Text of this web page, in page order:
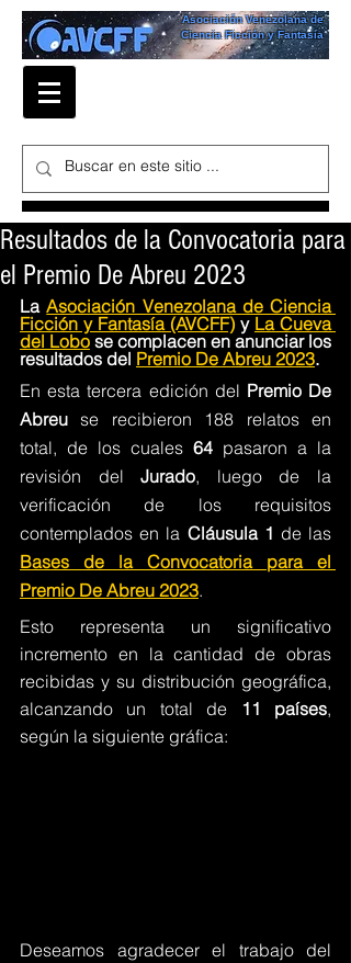
Asociación Venezolana de
Ciencia Ficción y Fantasía
Resultados de la Convocatoria para
el Premio De Abreu 2023
La Asociación Venezolana de Ciencia
Ficción y Fantasía (AVCFF) y La Cueva
del Lobo se complacen en anunciar los
resultados del Premio De Abreu 2023.
En esta tercera edición del Premio De
Abreu se recibieron 188 relatos en
total, de los cuales 64 pasaron a la
revisión del Jurado, luego de la
verificación de los requisitos
contemplados en la Cláusula 1
Bases de la Convocatoria para el
Premio De Abreu 2023.
Esto representa un significativo
incremento en la cantidad de obras
recibidas y su distribución geográfica,
alcanzando un total de
11 países,
según la siguiente gráfica: